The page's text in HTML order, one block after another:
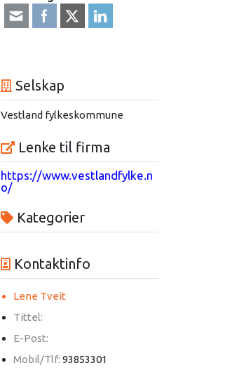
Selskap
Vestland fylkeskommune
Lenke til firma
https://www.vestlandfylke.n
o/
Kategorier
Kontaktinfo
Lene Tveit
Tittel:
E-Post:
Mobil/Tlf: 93853301